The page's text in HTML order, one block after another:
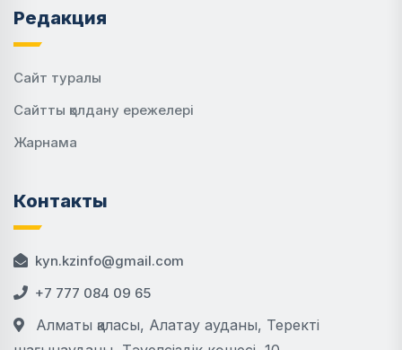
Редакция
Сайт туралы
Сайтты қолдану ережелері
Жарнама
Контакты
kyn.kzinfo@gmail.com
+7 777 084 09 65
Алматы қаласы, Алатау ауданы, Теректі